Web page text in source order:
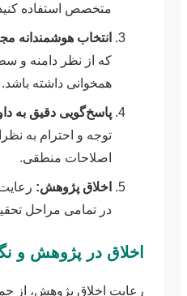
متخصص استفاده
انتخاب هوشمندانه
که از نظر دامنه و
همخوانی داشته باشد.
پاسخ‌گویی دقیق به
توجه و احترام به
اصلاحات منطقی.
اخلاق پژوهش:رعایت
در تمامی مراحل
اخلاق در پژوهش و
رعایت اخلاق پژوهش، از